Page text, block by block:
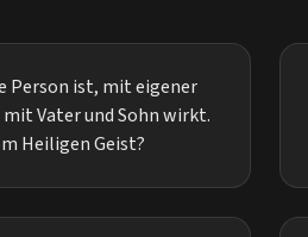
Person ist, mit eigener
Vater und Sohn wirkt.
Heiligen Geist?